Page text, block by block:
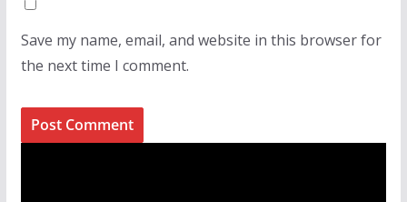
Save my name, email, and website in this browser for
the next time I comment.